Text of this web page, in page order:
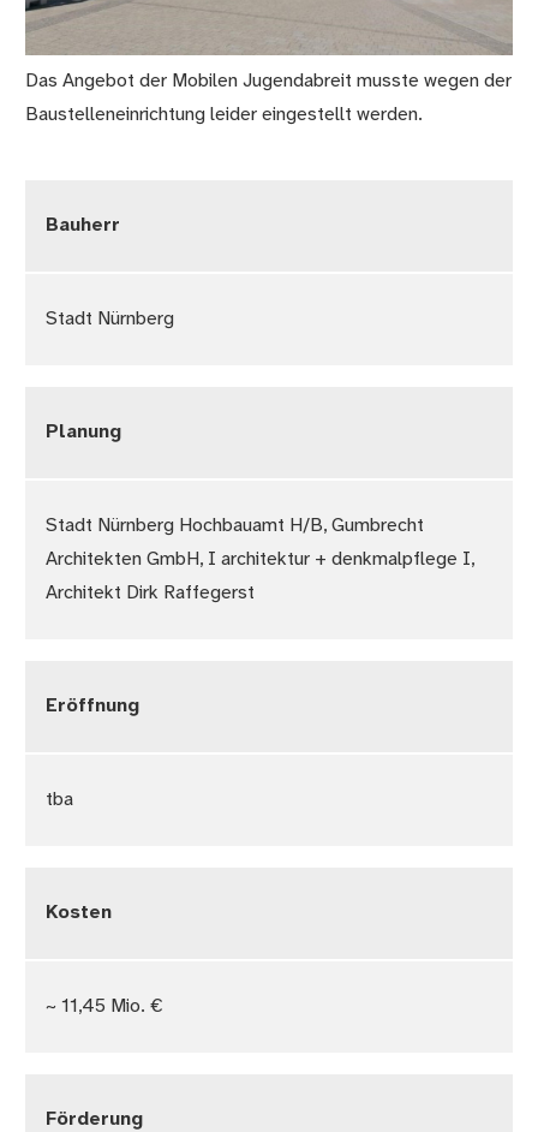
Das Angebot der Mobilen Jugendabreit musste wegen der
Baustelleneinrichtung leider eingestellt werden.
Bauherr
Stadt Nürnberg
Planung
Stadt Nürnberg Hochbauamt H/B, Gumbrecht
Architekten GmbH, I architektur + denkmalpflege I,
Architekt Dirk Raffegerst
Eröffnung
tba
Kosten
~ 11,45 Mio. €
Förderung